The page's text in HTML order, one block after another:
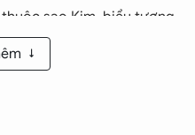
sao Kim, biểu tượng
dáng, văn hóa và chừng